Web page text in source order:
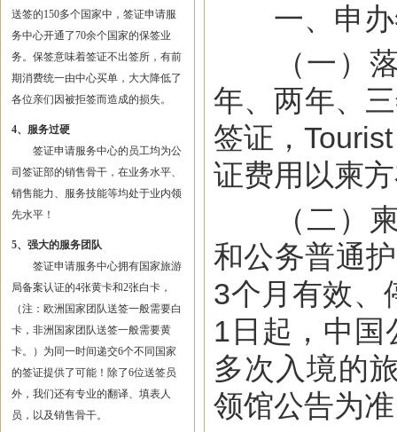
送签的150多个国家中，签证申请服
务中心开通了70余个国家的保签业
务。保签意味着签证不出签所，有前
期消费统一由中心买单，大大降低了
各位亲们因被拒签而造成的损失。
4、服务过硬
签证申请服务中心的员工均为公
司签证部的销售骨干，在业务水平、
销售能力、服务技能等均处于业内领
先水平！
5、强大的服务团队
签证申请服务中心拥有国家旅游
局备案认证的4张黄卡和2张白卡，
（注：欧洲国家团队送签一般需要白
卡，非洲国家团队送签一般需要黄
卡。）为同一时间递交6个不同国家
的签证提供了可能！除了6位送签员
外，我们还有专业的翻译、填表人
员，以及销售骨干。
一、申办
（一）落
年、两年、
签证，
证费用以柬
（二）柬
和公务普通
3个月有效、
1日起，中国
多次入境的
领馆公告为